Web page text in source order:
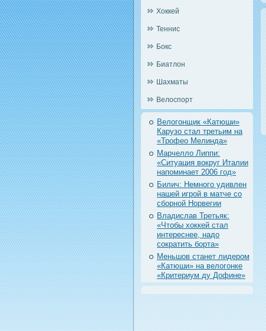
Хоккей
Теннис
Бокс
Биатлон
Шахматы
Велоспорт
Велогонщик «Катюши»
Карузо стал третьим на
«Трофео Мелинда»
Марчелло Липпи:
«Ситуация вокруг Италии
напоминает 2006 год»
Билич: Немного удивлен
нашей игрой в матче со
сборной Норвегии
Владислав Третьяк:
«Чтобы хоккей стал
интереснее, надо
сократить борта»
Меньшов станет лидером
«Катюши» на велогонке
«Критериум ду Дофине»